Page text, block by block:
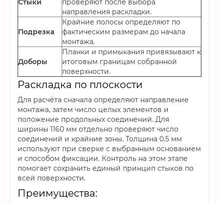
Стыки
проверяют после выбора
направления раскладки.
Подрезка
Крайние полосы определяют по
фактическим размерам до начала
монтажа.
Доборы
Планки и примыкания привязывают к
итоговым границам собранной
поверхности.
Раскладка по плоскости
Для расчёта сначала определяют направление
монтажа, затем число целых элементов и
положение продольных соединений. Для
ширины 1160 мм отдельно проверяют число
соединений и крайние зоны. Толщина 0.5 мм
используют при сверке с выбранным основанием
и способом фиксации. Контроль на этом этапе
помогает сохранить единый принцип стыков по
всей поверхности.
Преимущества: